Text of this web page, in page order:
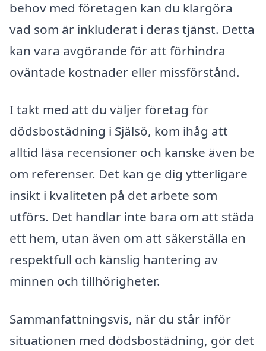
behov med företagen kan du klargöra
vad som är inkluderat i deras tjänst. Detta
kan vara avgörande för att förhindra
oväntade kostnader eller missförstånd.
I takt med att du väljer företag för
dödsbostädning i Själsö, kom ihåg att
alltid läsa recensioner och kanske även be
om referenser. Det kan ge dig ytterligare
insikt i kvaliteten på det arbete som
utförs. Det handlar inte bara om att städa
ett hem, utan även om att säkerställa en
respektfull och känslig hantering av
minnen och tillhörigheter.
Sammanfattningsvis, när du står inför
situationen med dödsbostädning, gör det